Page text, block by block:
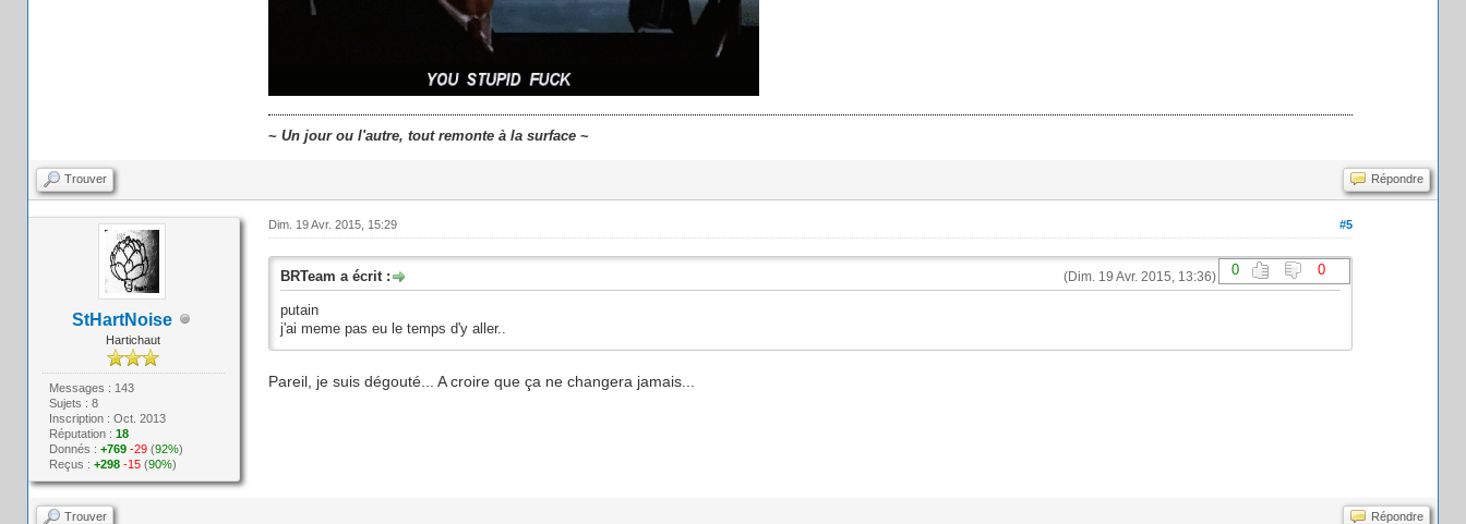
~ Un jour ou l'autre, tout remonte à la surface~
Trouver Répondre
StHartNoise
Hartichaut
Messages : 143
Sujets : 8
Inscription : Oct. 2013
Réputation : 18
Donnés : +769 -29(92%)
Reçus : +298 -15(90%)
#5
Dim. 19 Avr. 2015, 15:29
0 0
(Dim. 19 Avr. 2015, 13:36)
BRTeam a écrit :
putain
j'ai meme pas eu le temps d'y aller..
Pareil, je suis dégouté... A croire que ça ne changera jamais...
Trouver Répondre